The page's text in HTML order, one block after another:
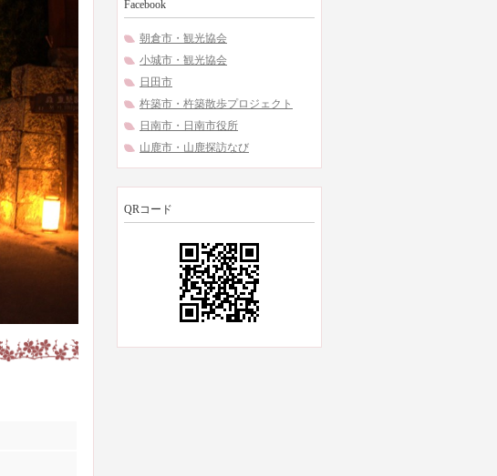
Facebook
朝倉市・観光協会
小城市・観光協会
日田市
杵築市・杵築散歩プロジェクト
日南市・日南市役所
山鹿市・山鹿探訪なび
QRコード